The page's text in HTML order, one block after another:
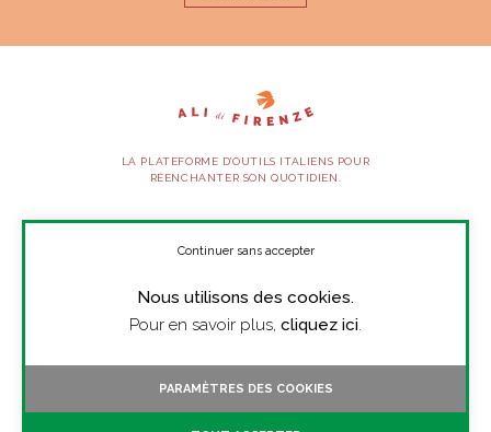
LA PLATEFORME D’OUTILS ITALIENS POUR
RÉENCHANTER SON QUOTIDIEN.
SUIVEZ-NOUS
Nous utilisons des cookies.
Pour en savoir plus, cliquez ici.
Continuer sans accepter
PARAMÈTRES DES COOKIES